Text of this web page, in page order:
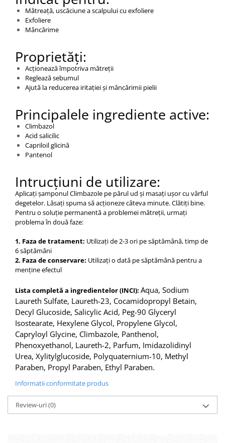
Mătreață, uscăciune a scalpului cu exfoliere
Exfoliere
Mâncărime
Proprietăți:
Acționează împotriva mătreții
Reglează sebumul
Ajută la reducerea iritației și mâncărimii pielii
Principalele ingrediente active:
Climbazol
Acid salicilic
Capriloil glicină
Pantenol
Intrucțiuni de utilizare:
Aplicați șamponul Climbazole pe părul ud și masați ușor cu vârful
degetelor. Lăsați spuma să acționeze câteva minute. Clătiți bine.
Pentru o soluție permanentă a problemei mătreții, urmați
problema în două faze:
1. Faza de tratament: Utilizați de 2-3 ori pe săptămână, timp de
6 săptămâni
2. Faza de conservare: Utilizați o dată pe săptămână pentru a
menține efectul
Lista completă a ingredientelor (INCI): Aqua, Sodium
Laureth Sulfate, Laureth-23, Cocamidopropyl Betain,
Decyl Glucoside, Salicylic Acid, Peg-90 Glyceryl
Isostearate, Hexylene Glycol, Propylene Glycol,
Capryloyl Glycine, Climbazole, Panthenol,
Phenoxyethanol, Laureth-2, Parfum, Imidazolidinyl
Urea, Xylitylglucoside, Polyquaternium-10, Methyl
Paraben, Propyl Paraben, Ethyl Paraben.
Informatii conformitate produs
Review-uri(0)